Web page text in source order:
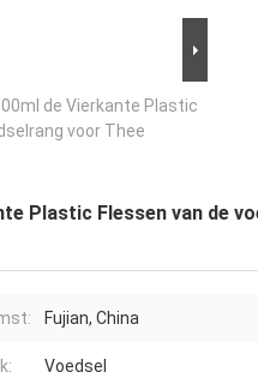
de Vierkante Plastic
voor Thee
Plastic Flessen van de
Fujian, China
Voedsel